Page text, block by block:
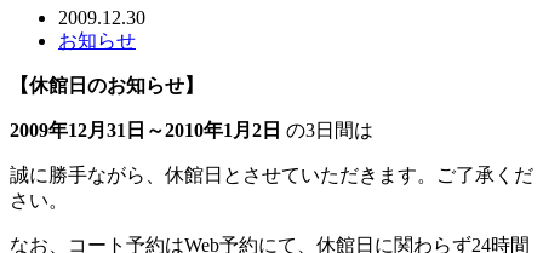
2009.12.30
お知らせ
【休館日のお知らせ】
2009年12月31日～2010年1月2日 の3日間は
誠に勝手ながら、休館日とさせていただきます。ご了承くだ
さい。
なお、コート予約はWeb予約にて、休館日に関わらず24時間